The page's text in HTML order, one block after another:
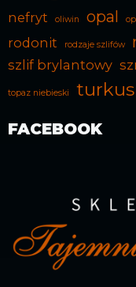
nefryt
oliwin opal
rodonit rodzaje szlifów
szlif brylantowy
topaz niebieski turkus
FACEBOOK